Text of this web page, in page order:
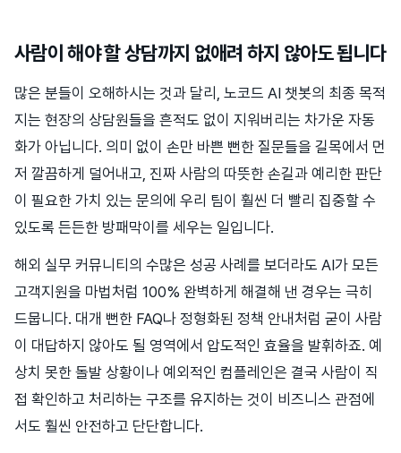
사람이 해야 할 상담까지 없애려 하지 않아도 됩니다
많은 분들이 오해하시는 것과 달리, 노코드 AI 챗봇의 최종 목적
지는 현장의 상담원들을 흔적도 없이 지워버리는 차가운 자동
화가 아닙니다. 의미 없이 손만 바쁜 뻔한 질문들을 길목에서 먼
저 깔끔하게 덜어내고, 진짜 사람의 따뜻한 손길과 예리한 판단
이 필요한 가치 있는 문의에 우리 팀이 훨씬 더 빨리 집중할 수
있도록 든든한 방패막이를 세우는 일입니다.
해외 실무 커뮤니티의 수많은 성공 사례를 보더라도 AI가 모든
고객지원을 마법처럼 100% 완벽하게 해결해 낸 경우는 극히
드뭅니다. 대개 뻔한 FAQ나 정형화된 정책 안내처럼 굳이 사람
이 대답하지 않아도 될 영역에서 압도적인 효율을 발휘하죠. 예
상치 못한 돌발 상황이나 예외적인 컴플레인은 결국 사람이 직
접 확인하고 처리하는 구조를 유지하는 것이 비즈니스 관점에
서도 훨씬 안전하고 단단합니다.